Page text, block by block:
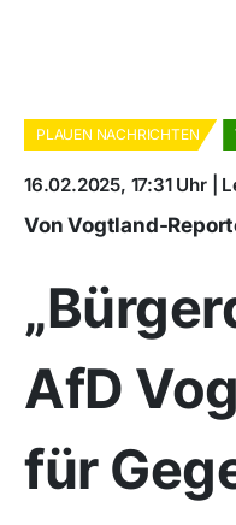
PLAUEN NACHRICHTEN
16.02.2025, 17:31 Uhr |
Von Vogtland-
AfD
für